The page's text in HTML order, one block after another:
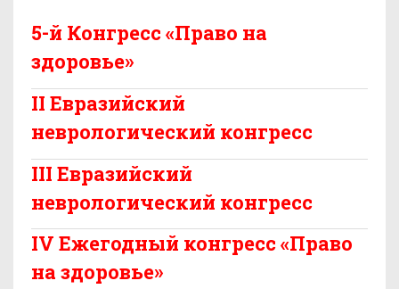
5-й Конгресс «Право на
здоровье»
II Евразийский
неврологический конгресс
III Евразийский
неврологический конгресс
IV Ежегодный конгресс «Право
на здоровье»